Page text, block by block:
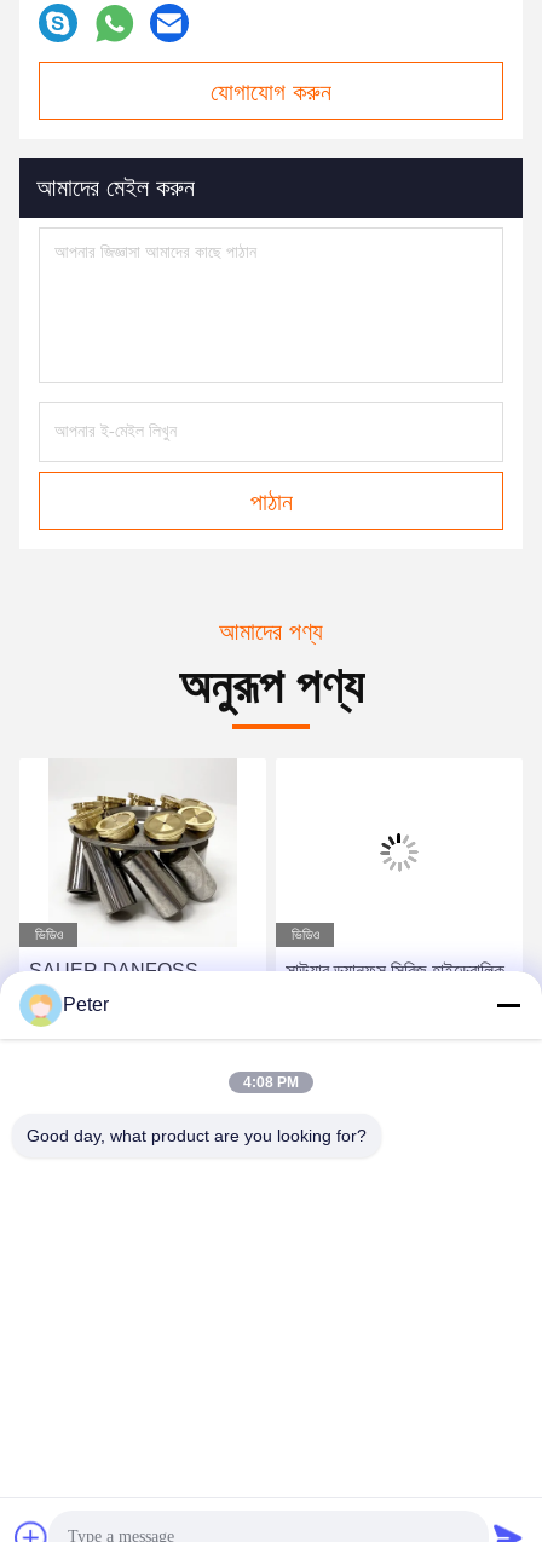
যোগাযোগ করুন
আমাদের মেইল ​​করুন
পাঠান
আমাদের পণ্য
অনুরূপ পণ্য
ভিডিও
SAUER DANFOSS
FRR090C সহ হাইড্রোলিক
পাম্পের খুচরা যন্ত্রাংশ
ভিডিও
সাউয়ার ড্যানফস সিরিজ হাইড্রোলিক
পাম্পের খুচরা যন্ত্রাংশ FRR090C
চীন ভালো মানের হাইড্রোলিক পিস্টন পাম্প সরবরাহকারী। কপিরাইট © 2022-2026 BETTER PARTS
Peter
4:08 PM
Good day, what product are you looking for?